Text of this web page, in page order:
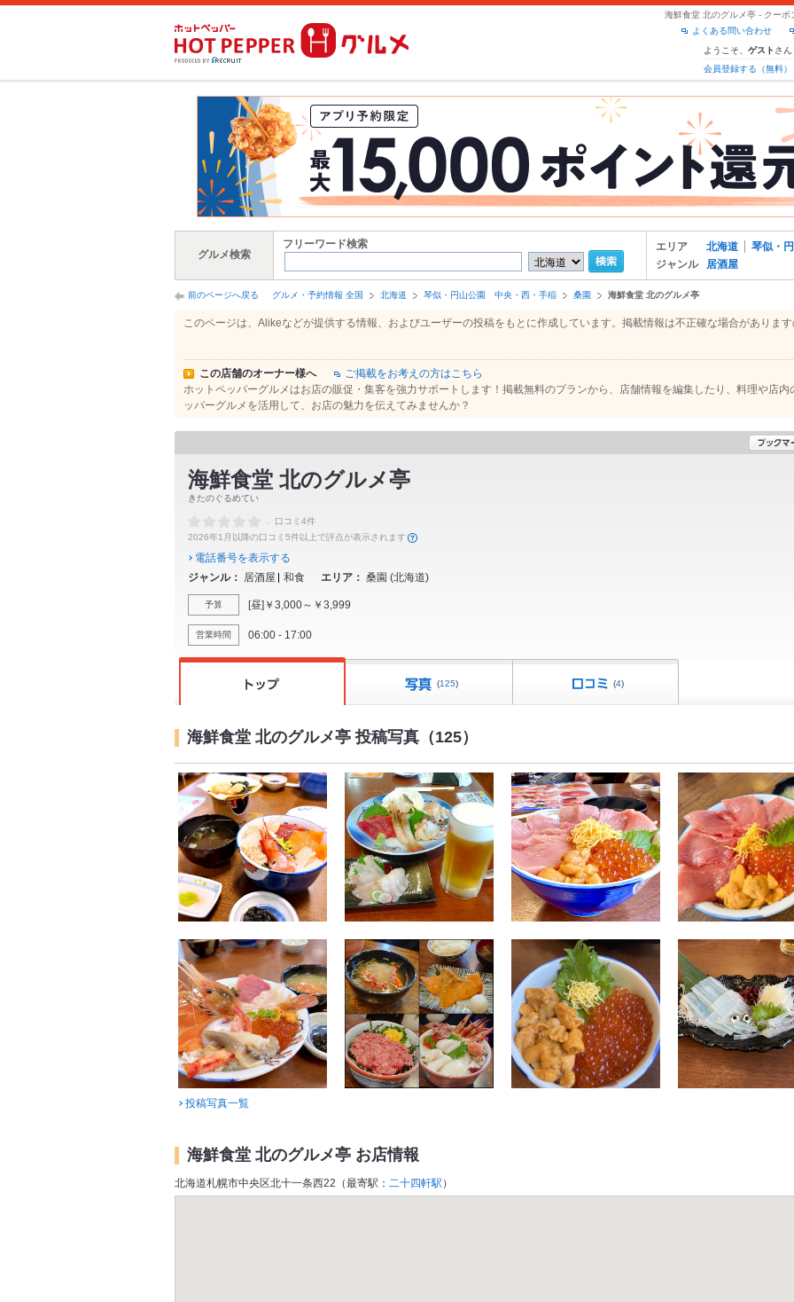
海鮮食堂 北のグルメ亭 - クーポ
よくある問い合わせ
ようこそ、 ゲスト さん
会員登録する（無料）
グルメ検索
フリーワード検索 エリア 北海道
琴似・
ジャンル
居酒屋
前のページへ戻る グルメ・予約情報 全国 北海道 琴似・円山公園 中央・西・手稲 桑園 海鮮食堂 北のグルメ亭
このページは、Alikeなどが提供する情報、およびユーザーの投稿をもとに作成しています。掲載情報は不正確な場合がありま
この店舗のオーナー様へ
ご掲載をお考えの方はこちら
ホットペッパーグルメはお店の販促・集客を強力サポートします！掲載無料のプランから、店舗情報を編集したり、料理や店
ッパーグルメを活用して、お店の魅力を伝えてみませんか？
海鮮食堂 北のグルメ亭
きたのぐるめてい
口コミ4件
2026年1月以降の口コミ5件以上で評点が表示されます
電話番号を表示する
ジャンル
居酒屋 和食 エリア 桑園 (北海道)
予算 [昼]￥3,000～￥3,999
営業時間 06:00 - 17:00
(125) (4)
海鮮食堂 北のグルメ亭 投稿写真（125）
投稿写真一覧
海鮮食堂 北のグルメ亭 お店情報
北海道札幌市中央区北十一条西22（最寄駅： 二十四軒駅 ）